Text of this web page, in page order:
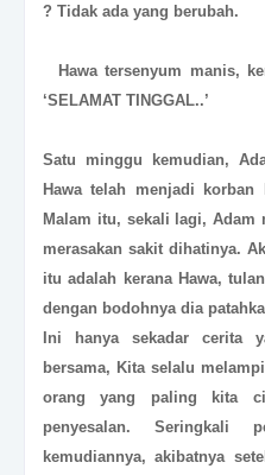
? Tidak ada yang berubah.
Hawa tersenyum manis,
‘SELAMAT TINGGAL..’
Satu minggu kemudian,
Hawa telah menjadi
Malam itu, sekali lagi, Adam
merasakan sakit dihatinya.
itu adalah kerana Hawa,
dengan bodohnya dia
Ini hanya sekadar cerita
bersama, Kita selalu
orang yang paling kita
penyesalan. Seringkali
kemudiannya, akibatnya